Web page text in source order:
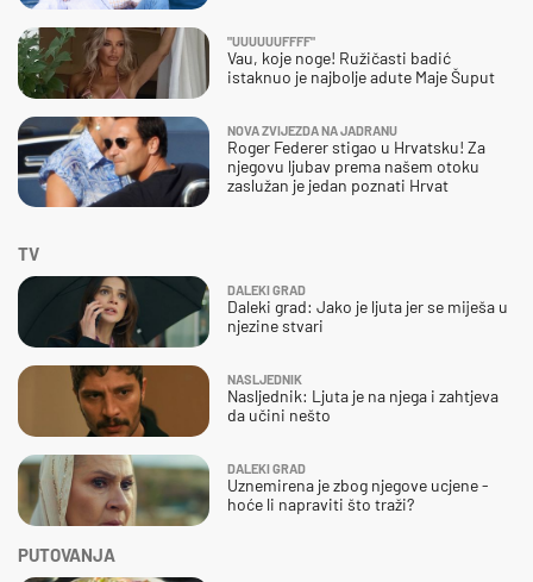
"UUUUUUFFFF"
Vau, koje noge! Ružičasti badić
istaknuo je najbolje adute Maje Šuput
NOVA ZVIJEZDA NA JADRANU
Roger Federer stigao u Hrvatsku! Za
njegovu ljubav prema našem otoku
zaslužan je jedan poznati Hrvat
TV
DALEKI GRAD
Daleki grad: Jako je ljuta jer se miješa u
njezine stvari
NASLJEDNIK
Nasljednik: Ljuta je na njega i zahtjeva
da učini nešto
DALEKI GRAD
Uznemirena je zbog njegove ucjene -
hoće li napraviti što traži?
PUTOVANJA